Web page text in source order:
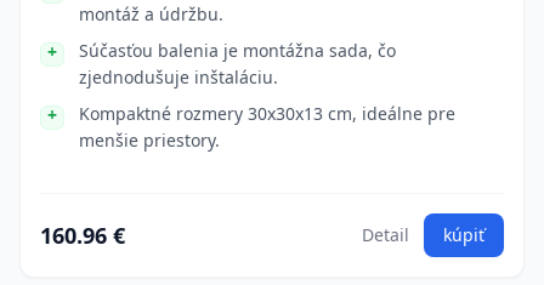
montáž a údržbu.
Súčasťou balenia je montážna sada, čo
zjednodušuje inštaláciu.
Kompaktné rozmery 30x30x13 cm, ideálne pre
menšie priestory.
160.96 € Detail kúpiť